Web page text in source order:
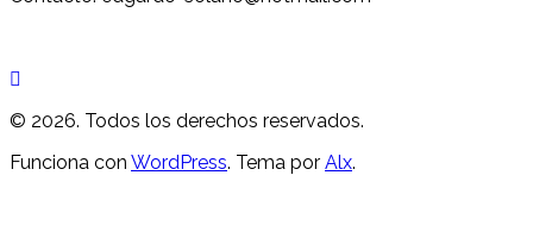
© 2026. Todos los derechos reservados.
Funciona con WordPress. Tema por Alx.